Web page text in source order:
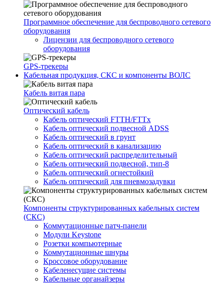
Программное обеспечение для беспроводного сетевого
оборудования
Лицензии для беспроводного сетевого
оборудования
GPS-трекеры
Кабельная продукция, СКС и компоненты ВОЛС
Кабель витая пара
Оптический кабель
Кабель оптический FTTH/FTTx
Кабель оптический подвесной ADSS
Кабель оптический в грунт
Кабель оптический в канализацию
Кабель оптический распределительный
Кабель оптический подвесной, тип-8
Кабель оптический огнестойкий
Кабель оптический для пневмозадувки
Компоненты структурированных кабельных систем
(СКС)
Коммутационные патч-панели
Модули Keystone
Розетки компьютерные
Коммутационные шнуры
Кроссовое оборудование
Кабеленесущие системы
Кабельные органайзеры